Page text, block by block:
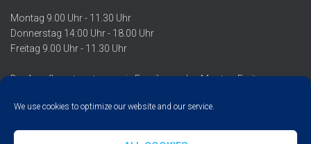
We use cookies to optimize our website and our service.
Montag 9.00 Uhr - 11.30 Uhr
Donnerstag 14:00 Uhr - 18.00 Uhr
Freitag 9.00 Uhr - 11.30 Uhr
Der Anrufbeantworter sowie Emails werden Montag-Freitag